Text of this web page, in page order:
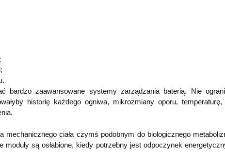
bardzo zaawansowane systemy zarządzania baterią. Nie
historię każdego ogniwa, mikrozmiany oporu,
mechanicznego ciała czymś podobnym do biologicznego
moduły są osłabione, kiedy potrzebny jest odpoczynek